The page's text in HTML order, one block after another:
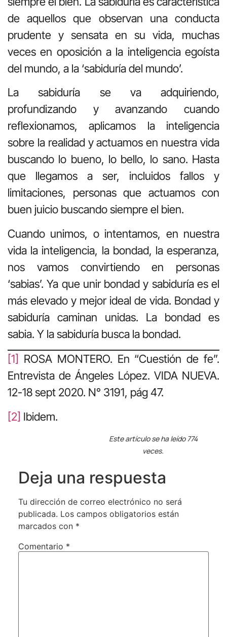
de aquellos que observan una conducta
prudente y sensata en su vida, muchas
veces en oposición a la inteligencia egoísta
del mundo, a la ‘sabiduría del mundo’.
La sabiduría se va adquiriendo,
profundizando y avanzando cuando
reflexionamos, aplicamos la inteligencia
sobre la realidad y actuamos en nuestra vida
buscando lo bueno, lo bello, lo sano. Hasta
que llegamos a ser, incluidos fallos y
limitaciones, personas que actuamos con
buen juicio buscando siempre el bien.
Cuando unimos, o intentamos, en nuestra
vida la inteligencia, la bondad, la esperanza,
nos vamos convirtiendo en personas
‘sabias’. Ya que unir bondad y sabiduría es el
más elevado y mejor ideal de vida. Bondad y
sabiduría caminan unidas. La bondad es
sabia. Y la sabiduría busca la bondad.
[1] ROSA MONTERO. En “Cuestión de fe”.
Entrevista de Ángeles López. VIDA NUEVA.
12-18 sept 2020. N° 3191, pág 47.
[2] Ibidem.
Este artículo se ha leído 774
veces.
Deja una respuesta
Tu dirección de correo electrónico no será
publicada. Los campos obligatorios están
marcados con *
Comentario *